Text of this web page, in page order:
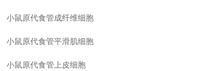
小鼠原代食管成纤维细胞
小鼠原代食管平滑肌细胞
小鼠原代食管上皮细胞